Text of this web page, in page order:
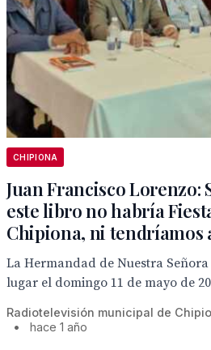
CHIPIONA
Juan Francisco Lorenzo:
este libro no habría
Chipiona, ni tendríamos
La Hermandad de Nuestra
lugar el domingo 11 de mayo de
Radiotelevisión municipal de
•
hace 1 año